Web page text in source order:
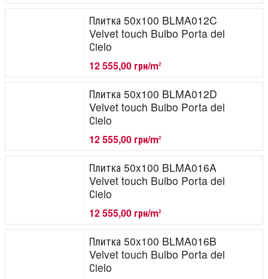
Плитка 50x100 BLMA012C
Velvet touch Bulbo Porta del
Сielo
12 555,00 грн/m2
Плитка 50x100 BLMA012D
Velvet touch Bulbo Porta del
Сielo
12 555,00 грн/m2
Плитка 50x100 BLMA016A
Velvet touch Bulbo Porta del
Сielo
12 555,00 грн/m2
Плитка 50x100 BLMA016B
Velvet touch Bulbo Porta del
Сielo